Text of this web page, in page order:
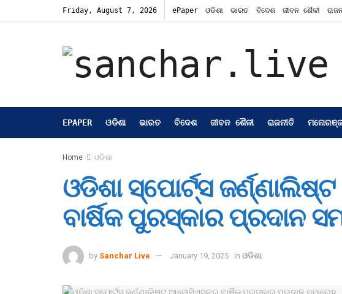
Friday, August 7, 2026 ePaper ଓଡିଶା ଭାରତ ବିଦେଶ ଜୀବନ ଶୈଳୀ
EPAPER ଓଡିଶା ଭାରତ ବିଦେଶ ଜୀବନ ଶୈଳୀ ରାଜନୀତି
Home ଓଡିଶା
ଓଡିଶା ସ୍ପୋର୍ଟ୍ସ
ବାର୍ଷିକ ପୁରସ୍କାର ପ୍ରଦାନ
by Sanchar Live January 19, 2025 in ଓଡିଶା